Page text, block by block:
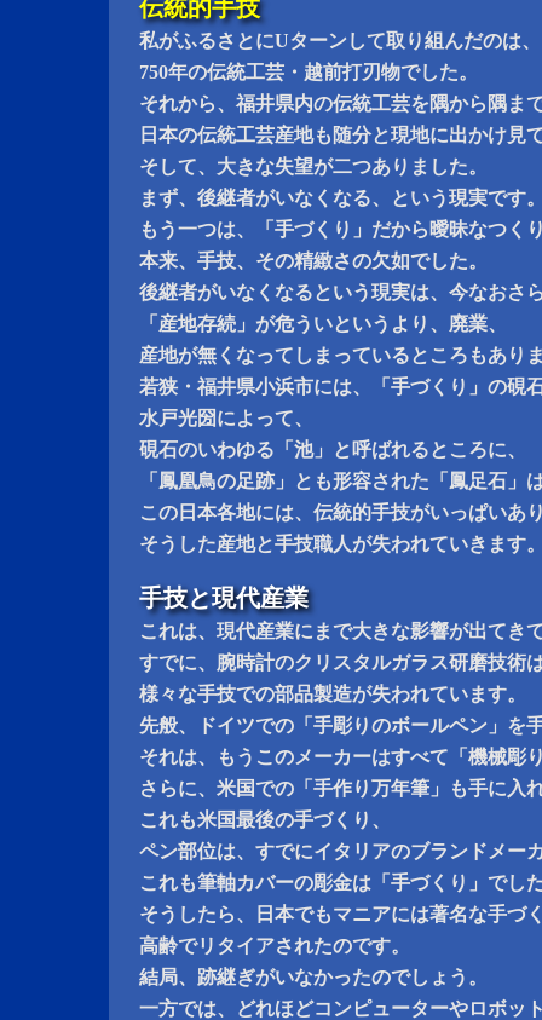
伝統的手技
私がふるさとにUターンして取り組んだのは、
750年の伝統工芸・越前打刃物でした。
それから、福井県内の伝統工芸を隅から隅ま
日本の伝統工芸産地も随分と現地に出かけ見
そして、大きな失望が二つありました。
まず、後継者がいなくなる、という現実です
もう一つは、「手づくり」だから曖昧なつく
本来、手技、その精緻さの欠如でした。
後継者がいなくなるという現実は、今なおさ
「産地存続」が危ういというより、廃業、
産地が無くなってしまっているところもあり
若狭・福井県小浜市には、「手づくり」の硯
水戸光圀によって、
硯石のいわゆる「池」と呼ばれるところに、
「鳳凰鳥の足跡」とも形容された「鳳足石」
この日本各地には、伝統的手技がいっぱいあ
そうした産地と手技職人が失われていきます
手技と現代産業
これは、現代産業にまで大きな影響が出てき
すでに、腕時計のクリスタルガラス研磨技術
様々な手技での部品製造が失われています。
先般、ドイツでの「手彫りのボールペン」を
それは、もうこのメーカーはすべて「機械彫
さらに、米国での「手作り万年筆」も手に入
これも米国最後の手づくり、
ペン部位は、すでにイタリアのブランドメー
これも筆軸カバーの彫金は「手づくり」でし
そうしたら、日本でもマニアには著名な手づ
高齢でリタイアされたのです。
結局、跡継ぎがいなかったのでしょう。
一方では、どれほどコンピューターやロボッ